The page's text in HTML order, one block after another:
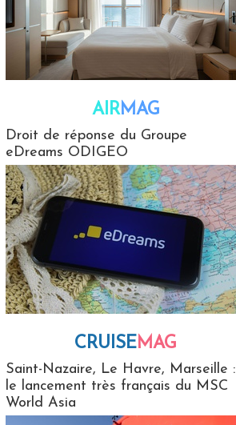
AIRMAG
Droit de réponse du Groupe
eDreams ODIGEO
CRUISEMAG
Saint-Nazaire, Le Havre, Marseille :
le lancement très français du MSC
World Asia